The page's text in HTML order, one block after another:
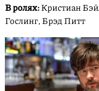
В ролях:Кристиан
Гослинг, Брэд Питт